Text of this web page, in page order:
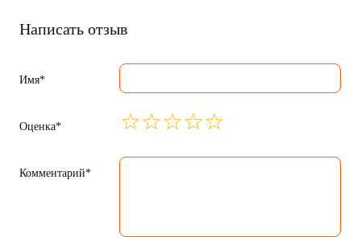
Написать отзыв
Имя*
Оценка*
Комментарий*